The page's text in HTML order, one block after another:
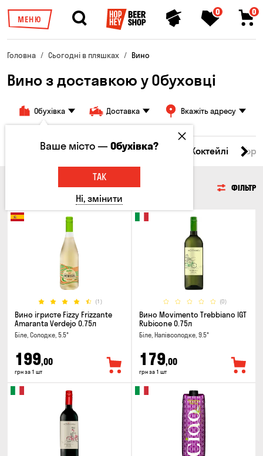
МЕНЮ
0 0
Головна Сьогодні в пляшках Вино
Вино з доставкою у Обуховці
Обухівка Доставка Вкажіть адресу
Пиво Сидр Вино Віскі Коктейлі
ФІЛЬТР
(1)
Вино ігристе Fizzy Frizzante
Amaranta Verdejo 0.75л
Біле, Солодке, 5.5°
199,00
грн за 1 шт
(0)
Вино Movimento Trebbiano IGT
Rubicone 0.75л
Біле, Напівсолодке, 9.5°
179,00
грн за 1 шт
Ваше місто —Обухівка?
ТАК
Ні, змінити